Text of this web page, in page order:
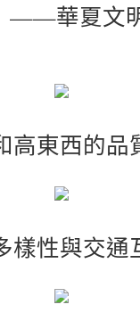
——華夏文
高東西的品
樣性與交通